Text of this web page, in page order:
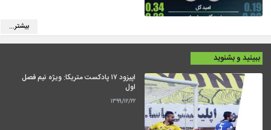
بیشتر...
ببینید و بشنوید
اپیزود ۱۷ پادکست متریکا: ویژه نیم فصل
اول
۱۳۹۹/۱۲/۲۲